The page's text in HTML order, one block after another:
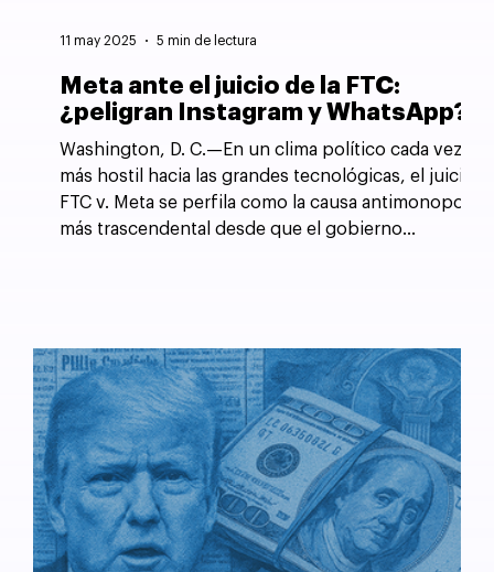
Meta ante el juicio de la FTC:
¿peligran Instagram y WhatsApp?
Washington, D. C.—En un clima político cada vez
más hostil hacia las grandes tecnológicas, el juicio
FTC v. Meta se perfila como la causa antimonopolio
más trascendental desde que el gobierno
11 may 2025 5 min de lectura